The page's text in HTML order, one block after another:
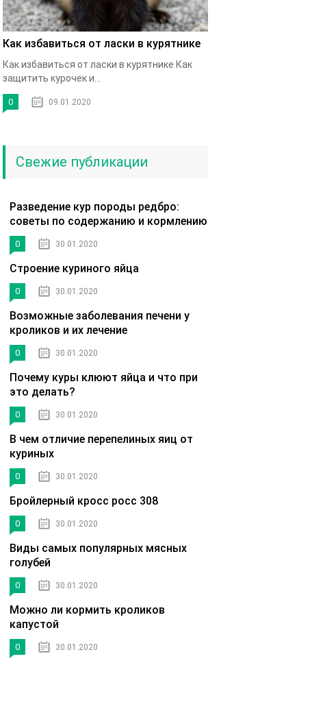
Как избавиться от ласки в курятнике
Как избавиться от ласки в курятнике Как
защитить курочек и...
0 09.01.2020
Свежие публикации
Разведение кур породы редбро:
советы по содержанию и кормлению
0 30.01.2020
Строение куриного яйца
0 30.01.2020
Возможные заболевания печени у
кроликов и их лечение
0 30.01.2020
Почему куры клюют яйца и что при
это делать?
0 30.01.2020
В чем отличие перепелиных яиц от
куриных
0 30.01.2020
Бройлерный кросс росс 308
0 30.01.2020
Виды самых популярных мясных
голубей
0 30.01.2020
Можно ли кормить кроликов
капустой
0 30.01.2020